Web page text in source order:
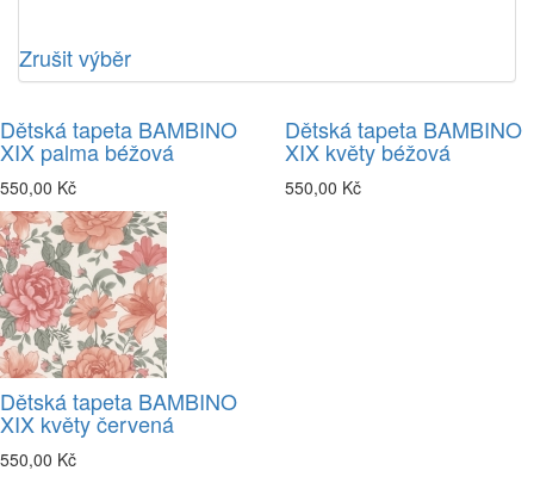
Zrušit výběr
Dětská tapeta BAMBINO
XIX palma béžová
550,00 Kč
Dětská tapeta BAMBINO
XIX květy béžová
550,00 Kč
Dětská tapeta BAMBINO
XIX květy červená
550,00 Kč